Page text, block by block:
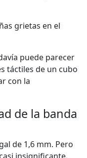
grietas en el
puede parecer
táctiles de un cubo
con la
de la banda
de 1,6 mm. Pero